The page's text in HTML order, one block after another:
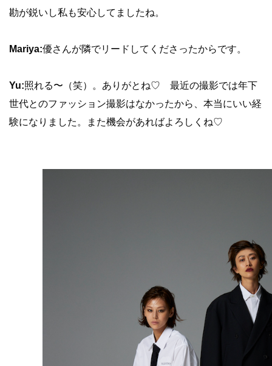
勘が鋭いし私も安心してましたね。
Mariya:優さんが隣でリードしてくださったからです。
Yu:照れる〜（笑）。ありがとね♡ 最近の撮影では年下
世代とのファッション撮影はなかったから、本当にいい経
験になりました。また機会があればよろしくね♡